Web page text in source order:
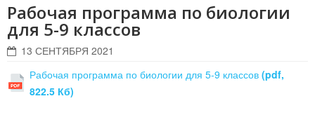
Рабочая программа по биологии
для 5-9 классов
13 СЕНТЯБРЯ 2021
Рабочая программа по биологии для 5-9 классов (pdf,
822.5 Кб)